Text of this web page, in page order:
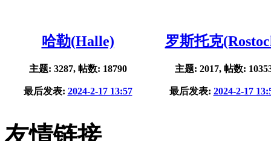
哈勒(Halle)
主题: 3287, 帖数: 18790
最后发表: 2024-2-17 13:57
罗斯托克
主题: 2017, 帖数:
最后发表: 2024-2-17
友情链接